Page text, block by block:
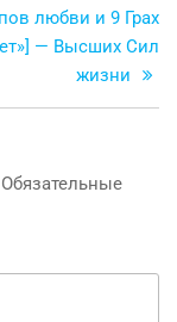
любви и 9 Грах
— Высших Сил
жизни
Обязательные